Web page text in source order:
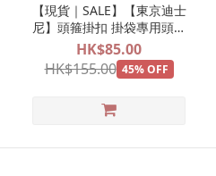
【現貨｜SALE】【東京迪士
尼】頭箍掛扣 掛袋專用頭箍
扣
HK$85.00
HK$155.00 45% OFF